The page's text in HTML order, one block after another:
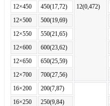
12(0,472)
12×450
450(17,72)
12×500
500(19,69)
12×550
550(21,65)
12×600
600(23,62)
12×650
650(25,59)
12×700
700(27,56)
16×200
200(7,87)
16×250 250(9,84)